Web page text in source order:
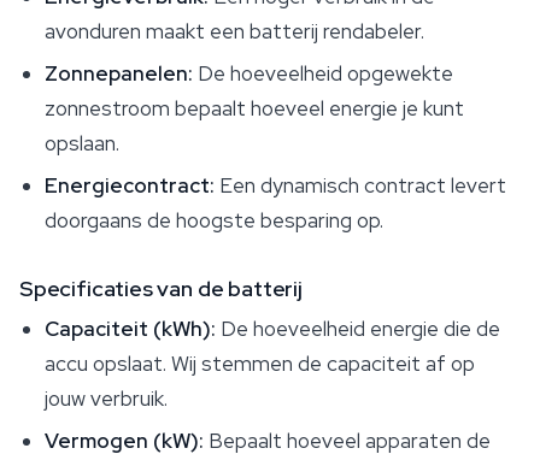
avonduren maakt een batterij rendabeler.
Zonnepanelen: De hoeveelheid opgewekte
zonnestroom bepaalt hoeveel energie je kunt
opslaan.
Energiecontract: Een dynamisch contract levert
doorgaans de hoogste besparing op.
Specificaties van de batterij
Capaciteit (kWh): De hoeveelheid energie die de
accu opslaat. Wij stemmen de capaciteit af op
jouw verbruik.
Vermogen (kW): Bepaalt hoeveel apparaten de